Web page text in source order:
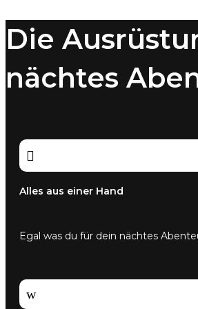
Die
nächtes

Alles aus einer Hand
Egal was du für dein nächtes
w